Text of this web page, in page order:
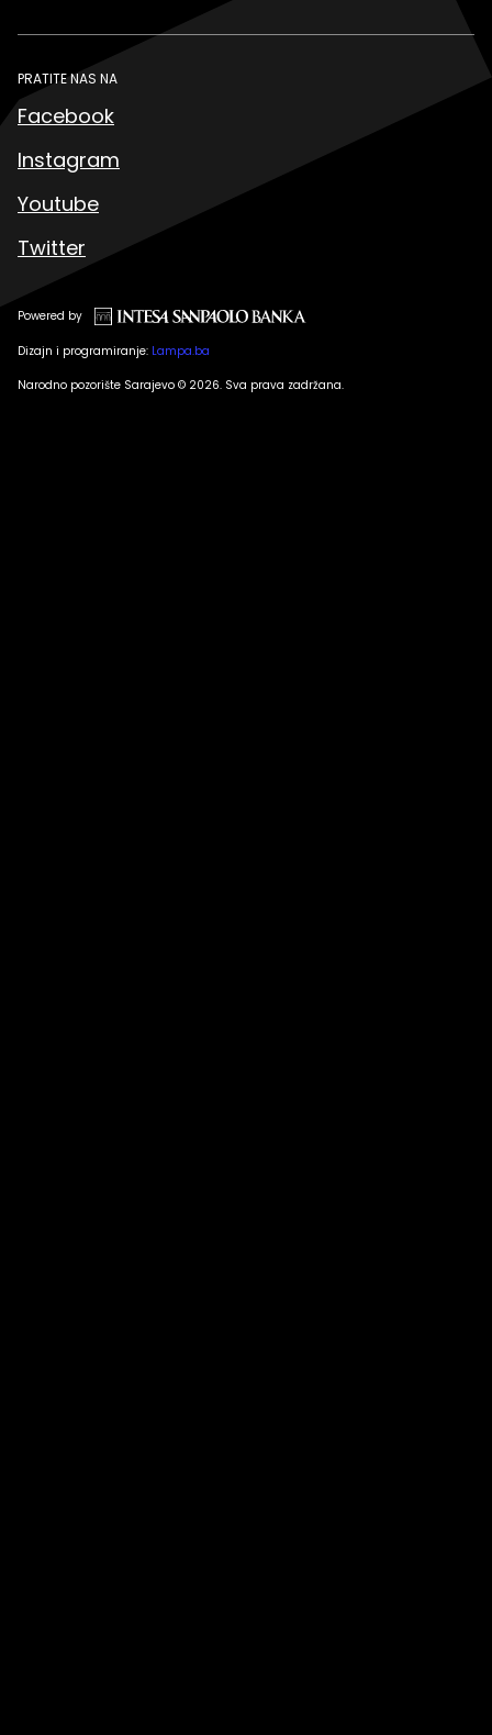
PRATITE NAS NA
Facebook
Instagram
Youtube
Twitter
Powered by
Dizajn i programiranje: Lampa.ba
Narodno pozorište Sarajevo © 2026. Sva prava zadržana.